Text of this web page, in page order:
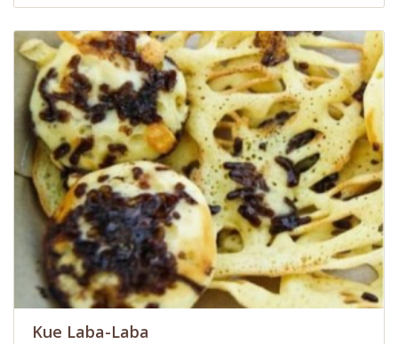
Kue Laba-Laba